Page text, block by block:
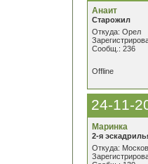
Анаит
Старожил
Откуда: Орел
Сообщ.: 236
Offline
24-11-
Маринка
2-я
Откуда: